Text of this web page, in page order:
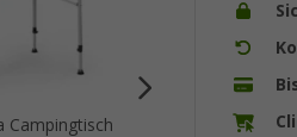
Campingtisch
Berger Ivalo 2